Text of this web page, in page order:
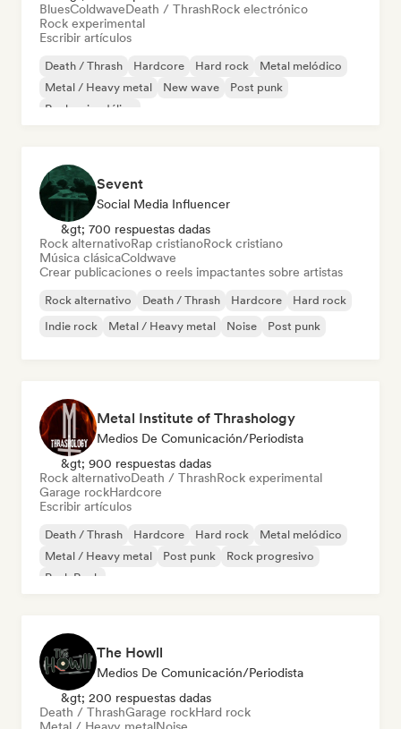
BluesColdwaveDeath / ThrashRock electrónico
Rock experimental
Escribir artículos
Death / Thrash Hardcore Hard rock
Metal melódico
Metal / Heavy metal
New wave
Post punk
Rock psicodélico
Sevent
Social Media Influencer
&gt; 700 respuestas dadas
Rock alternativoRap cristianoRock cristiano
Música clásicaColdwave
Crear publicaciones o reels impactantes sobre artistas
Rock alternativo Death / Thrash Hardcore
Hard rock
Indie rock
Metal / Heavy metal Noise Post punk
Metal Institute of Thrashology
Medios De Comunicación/Periodista
&gt; 900 respuestas dadas
Rock alternativoDeath / ThrashRock experimental
Garage rockHardcore
Escribir artículos
Death / Thrash Hardcore Hard rock
Metal melódico
Metal / Heavy metal
Post punk
Rock progresivo
Punk Rock
The Howll
Medios De Comunicación/Periodista
&gt; 200 respuestas dadas
Death / ThrashGarage rockHard rock